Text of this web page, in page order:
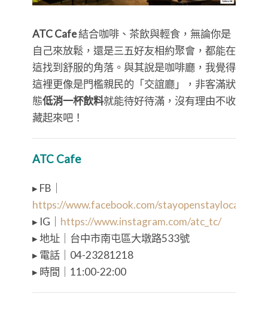
ATC Cafe結合咖啡、茶飲與輕食，無論你是
自己來放鬆，還是三五好友相約聚會，都能在
這找到舒服的角落。與其說是咖啡廳，我覺得
這裡更像是門檻親民的「交誼廳」，非客滿狀
態低消一杯飲料就能待好待滿，沒有理由不收
藏起來吧！
ATC Cafe
▸ FB｜
https://www.facebook.com/stayopenstaylocal/
▸ IG｜ https://www.instagram.com/atc_tc/
▸ 地址｜台中市南屯區大墩路533號
▸ 電話｜04-23281218
▸ 時間｜11:00-22:00